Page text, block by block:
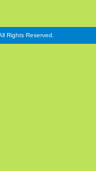
Rights Reserved.